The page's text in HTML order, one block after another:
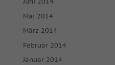
Mai 2014
März 2014
Februar 2014
Januar 2014